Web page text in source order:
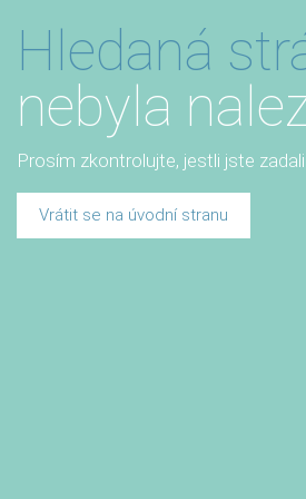
Hledaná
nebyla
Prosím zkontrolujte, jestli jste
Vrátit se na úvodní stranu